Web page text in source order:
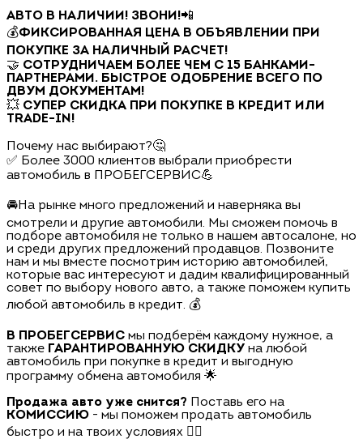
АВТО В НАЛИЧИИ! ЗВОНИ!📲
💰ФИКСИРОВАННАЯ ЦЕНА В ОБЪЯВЛЕНИИ ПРИ
ПОКУПКЕ ЗА НАЛИЧНЫЙ РАСЧЕТ!
🤝 СОТРУДНИЧАЕМ БОЛЕЕ ЧЕМ С 15 БАНКАМИ-
ПАРТНЕРАМИ. БЫСТРОЕ ОДОБРЕНИЕ ВСЕГО ПО
ДВУМ ДОКУМЕНТАМ!
💥 СУПЕР СКИДКА ПРИ ПОКУПКЕ В КРЕДИТ ИЛИ
TRADE-IN!
Почему нас выбирают?🤔
✅ Более 3000 клиентов выбрали приобрести
автомобиль в ПРОБЕГСЕРВИС💪
🚘На рынке много предложений и наверняка вы
смотрели и другие автомобили. Мы сможем помочь в
подборе автомобиля не только в нашем автосалоне, но
и среди других предложений продавцов. Позвоните
нам и мы вместе посмотрим историю автомобилей,
которые вас интересуют и дадим квалифицированный
совет по выбору нового авто, а также поможем купить
любой автомобиль в кредит. 💰
В ПРОБЕГСЕРВИС мы подберём каждому нужное, а
также ГАРАНТИРОВАННУЮ СКИДКУ на любой
автомобиль при покупке в кредит и выгодную
программу обмена автомобиля 🌟
Продажа авто уже снится? Поставь его на
КОМИССИЮ - мы поможем продать автомобиль
быстро и на твоих условиях 🏃‍♂️